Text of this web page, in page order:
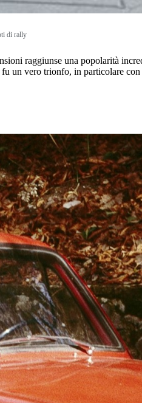
di rally
raggiunse una popolarità
un vero trionfo, in particolare